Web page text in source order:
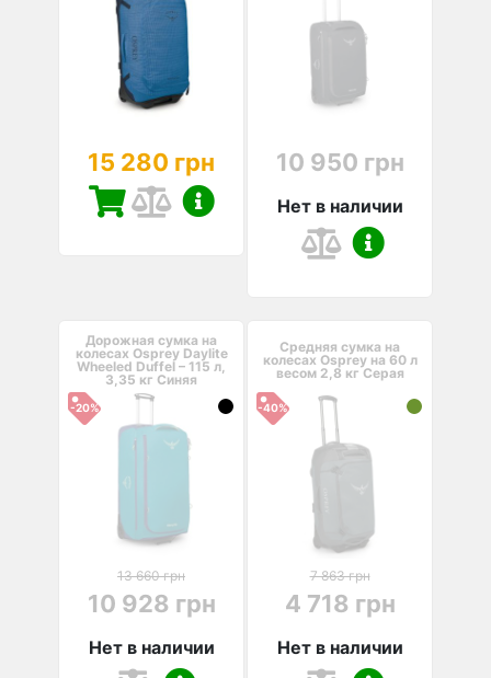
15 280 грн 10 950 грн
Нет в наличии
Дорожная сумка на
колесах Osprey Daylite
Wheeled Duffel – 115 л,
3,35 кг Синяя
-20%
13 660 грн
10 928 грн
Нет в наличии
Средняя сумка на
колесах Osprey на 60 л
весом 2,8 кг Серая
-40%
7 863 грн
4 718 грн
Нет в наличии